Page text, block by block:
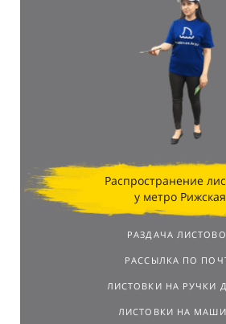
Распространение
у метро Рижская
РАЗДАЧА
РАССЫЛКА ПО
ЛИСТОВКИ НА РУЧКИ
ЛИСТОВКИ НА